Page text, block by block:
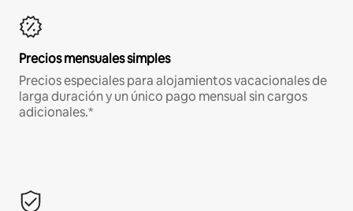
Precios mensuales simples
Precios especiales para alojamientos vacacionales de
larga duración y un único pago mensual sin cargos
adicionales.*